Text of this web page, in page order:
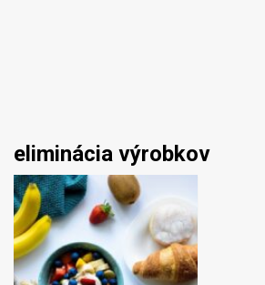
eliminácia výrobkov